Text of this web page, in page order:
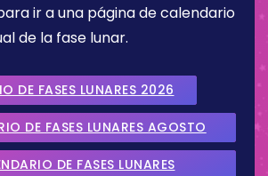
ir a una página de calendario
de la fase lunar.
DE FASES LUNARES 2026
DE FASES LUNARES AGOSTO
2026
DE FASES LUNARES